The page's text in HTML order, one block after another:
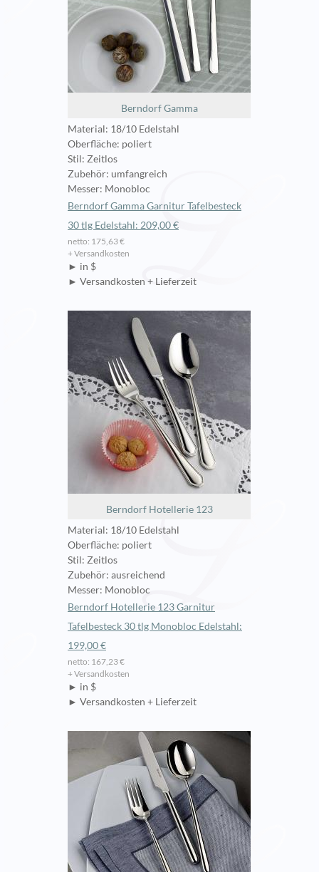
Berndorf Gamma
Material: 18/10 Edelstahl
Oberfläche: poliert
Stil: Zeitlos
Zubehör: umfangreich
Messer: Monobloc
Berndorf Gamma Garnitur Tafelbesteck
30 tlg Edelstahl: 209,00 €
netto: 175,63 €
+ Versandkosten
► in $
► Versandkosten + Lieferzeit
Berndorf Hotellerie 123
Material: 18/10 Edelstahl
Oberfläche: poliert
Stil: Zeitlos
Zubehör: ausreichend
Messer: Monobloc
Berndorf Hotellerie 123 Garnitur
Tafelbesteck 30 tlg Monobloc Edelstahl:
199,00 €
netto: 167,23 €
+ Versandkosten
► in $
► Versandkosten + Lieferzeit